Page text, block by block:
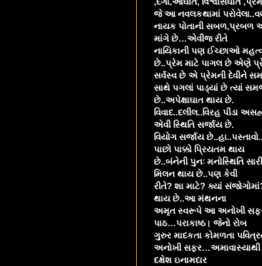
જે આ નવલકથામાં
નાયક પોતાની સબળ,પ્રબળ
માંગે છે…એવીજ રીતે
નાયિકાની પણ ઈચ્છાઓ
છે..પ્રેમ માટે પાગલ છે એણે
સર્વસ્વ છે એ પ્રેમની દેવીને
સાથે પગલાં પાડ્યાં છે ત્યાં
છે..અપેક્ષાઘાત થાય છે.
વિવાદ..દલીલ..વિરહ પીડા
એવી સ્થિતિ સર્જાય છે.
વિયોગ સર્જાય
પાછો પાક્કો પ્રિયતમ થાય
છે..બંનેની પુનઃ મનોસ્થિતિ
મિલન થાય છે..પણ કેવી
રીતે? શા માટે? ક્યાં
થાય છે..આ મંથનના
અમૃત સ્વરૂપે આ અનોખી સફર
પાઠ…પરાકાષ્ઠ। જેનો રોબ
ગુરુર માદકતા કોમળતા
અનોખી સફર…અમાવાસ્યાથી
દક્ષેશ ઇનામદાર